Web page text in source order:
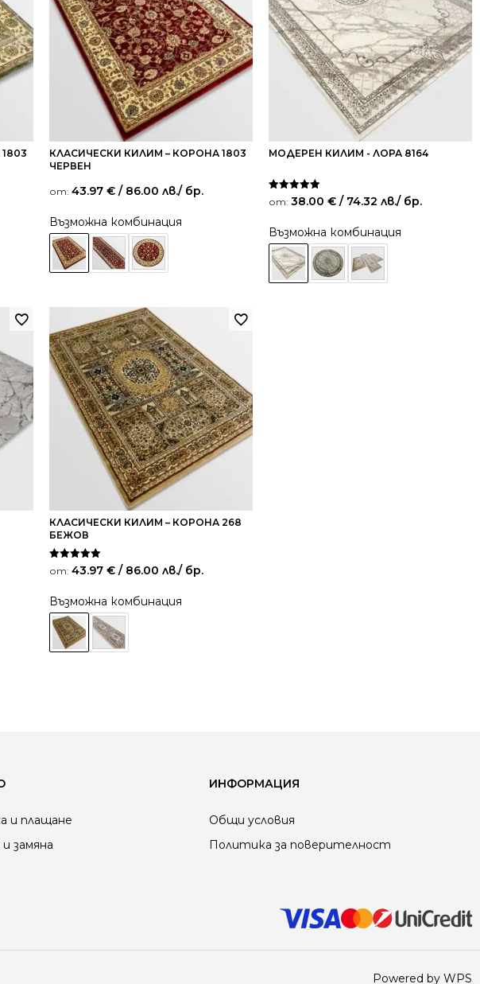
КЛАСИЧЕСКИ КИЛИМ – КОРОНА 1803
ЧЕРВЕН
от: 43.97 € / 86.00 лв./ бр.
Възможна комбинация
МОДЕРЕН КИЛИМ - ЛОРА 8164
Оценено на
5.00
от: 38.00 € / 74.32 лв./ бр.
Възможна комбинация
КЛАСИЧЕСКИ КИЛИМ – КОРОНА 268
БЕЖОВ
Оценено на
5.00
от: 43.97 € / 86.00 лв./ бр.
Възможна комбинация
и плащане
замяна
ИНФОРМАЦИЯ
Общи условия
Политика за поверителност
Powered by WPS